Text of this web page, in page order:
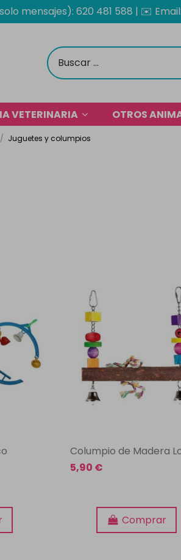
mensajes): 620 481 588 | ✉️
VETERINARIA OTROS
Juguetes y columpios
Columpio de Madera
5,90 €
Comprar